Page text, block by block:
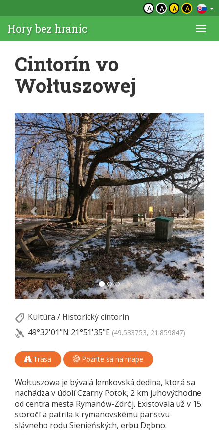
A A A A
Hory bez hraníc
Cintorín vo
Wołtuszowej
Kultúra / Historický cintorín
49°32'01"N 21°51'35"E (49.533753, 21.859847)
Trasa Pozrite sa na mape
Wołtuszowa je bývalá lemkovská dedina, ktorá sa
nachádza v údolí Czarny Potok, 2 km juhovýchodne
od centra mesta Rymanów-Zdrój. Existovala už v 15.
storočí a patrila k rymanovskému panstvu
slávneho rodu Sienieńských, erbu Dębno.